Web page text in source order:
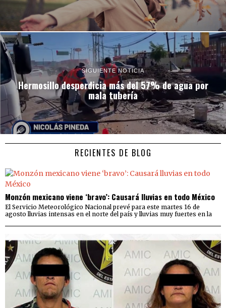
SIGUIENTE NOTICIA
Hermosillo desperdicia más del 57% de agua por
mala tubería
RECIENTES DE BLOG
Monzón mexicano viene ‘bravo’: Causará lluvias en todo México
El Servicio Meteorológico Nacional prevé para este martes 16 de
agosto lluvias intensas en el norte del país y lluvias muy fuertes en la